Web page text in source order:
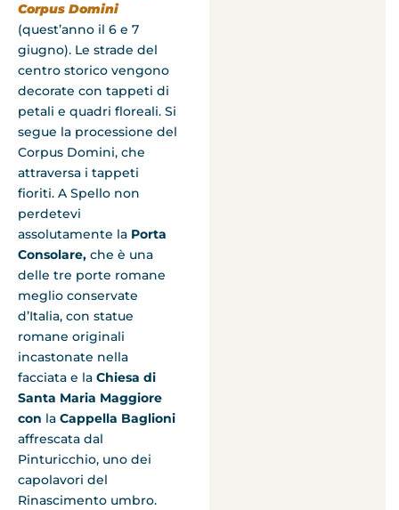
Corpus Domini
(quest’anno il 6 e 7
giugno). Le strade del
centro storico vengono
decorate con tappeti di
petali e quadri floreali. Si
segue la processione del
Corpus Domini, che
attraversa i tappeti
fioriti. A Spello non
perdetevi
assolutamente la Porta
Consolare, che è una
delle tre porte romane
meglio conservate
d’Italia, con statue
romane originali
incastonate nella
facciata e la Chiesa di
Santa Maria Maggiore
con la Cappella Baglioni
affrescata dal
Pinturicchio, uno dei
capolavori del
Rinascimento umbro.